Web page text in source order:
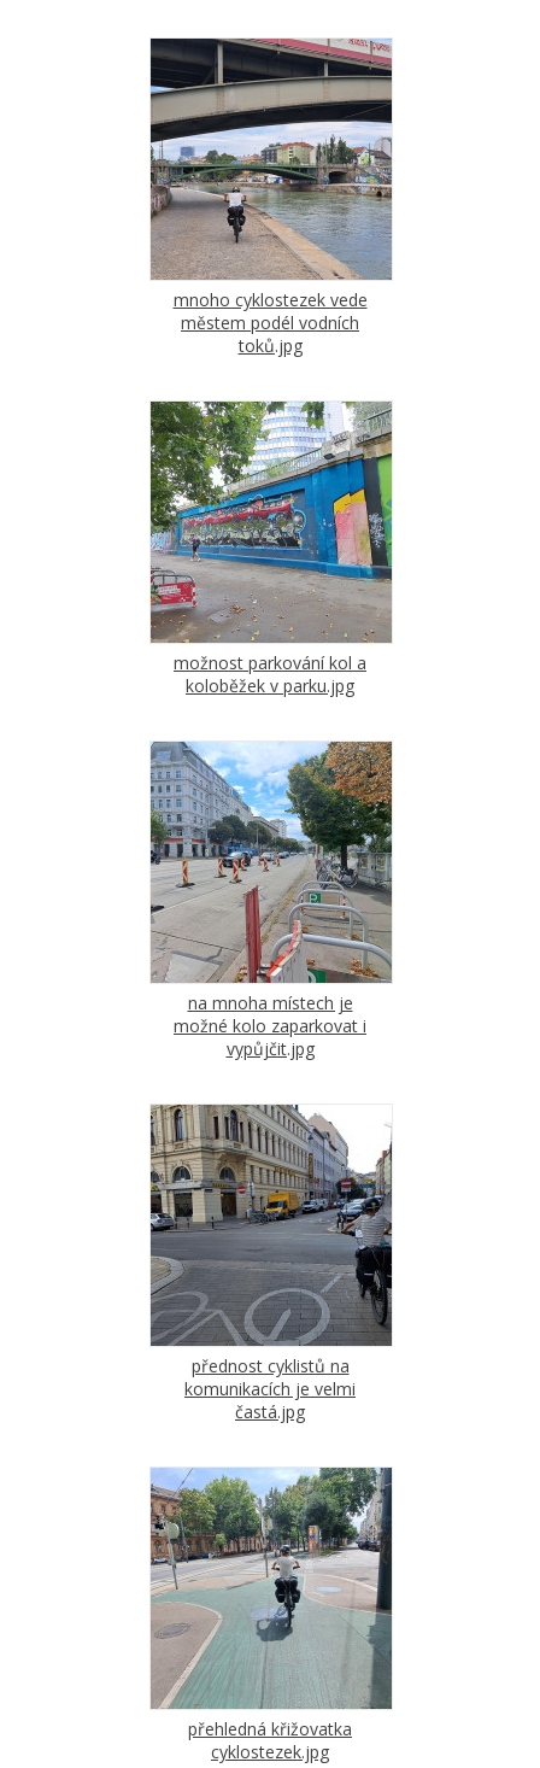
mnoho cyklostezek vede
městem podél vodních
toků.jpg
možnost parkování kol a
koloběžek v parku.jpg
na mnoha místech je
možné kolo zaparkovat i
vypůjčit.jpg
přednost cyklistů na
komunikacích je velmi
častá.jpg
přehledná křižovatka
cyklostezek.jpg